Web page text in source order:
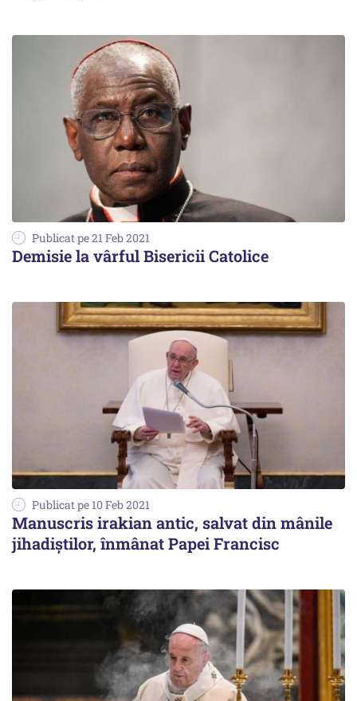
Publicat pe 21 Feb 2021
Demisie la vârful Bisericii Catolice
Publicat pe 10 Feb 2021
Manuscris irakian antic, salvat din mânile
jihadiştilor, înmânat Papei Francisc